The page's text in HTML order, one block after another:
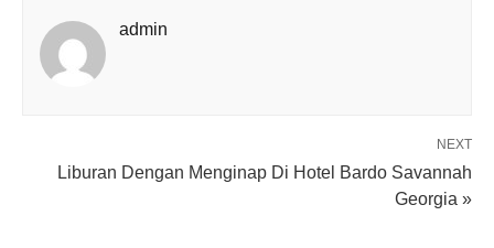
admin
NEXT
Liburan Dengan Menginap Di Hotel Bardo Savannah
Georgia »